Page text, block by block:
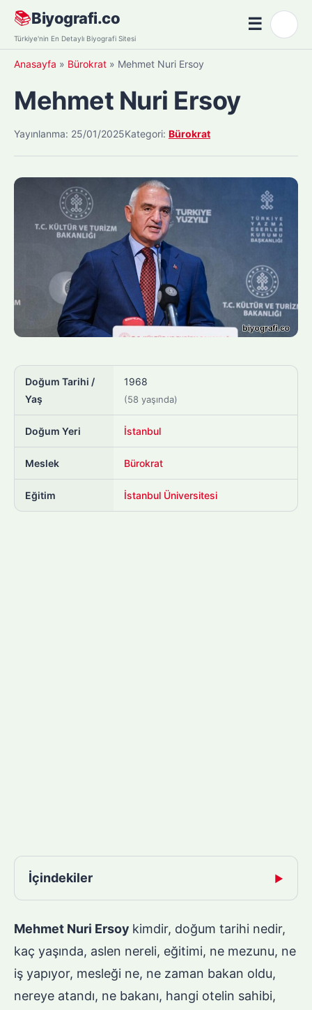
Skip
content
📚Biyografi.co
Türkiye'nin En Detaylı Biyografi Sitesi
☰Menü
Anasayfa » Bürokrat » Mehmet Nuri Ersoy
Mehmet Nuri Ersoy
Yayınlanma: 25/01/2025Kategori: Bürokrat
Doğum Tarihi /
Yaş
1968
(58 yaşında)
Doğum Yeri İstanbul
Meslek Bürokrat
Eğitim İstanbul Üniversitesi
İçindekiler ▶
Mehmet Nuri Ersoy kimdir, doğum tarihi nedir,
kaç yaşında, aslen nereli, eğitimi, ne mezunu, ne
iş yapıyor, mesleği ne, ne zaman bakan oldu,
nereye atandı, ne bakanı, hangi otelin sahibi,